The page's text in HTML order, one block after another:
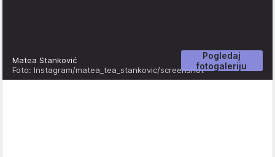
Pogledaj
fotogaleriju
Matea Stanković
Foto: Instagram/matea_tea_stankovic/screenshot